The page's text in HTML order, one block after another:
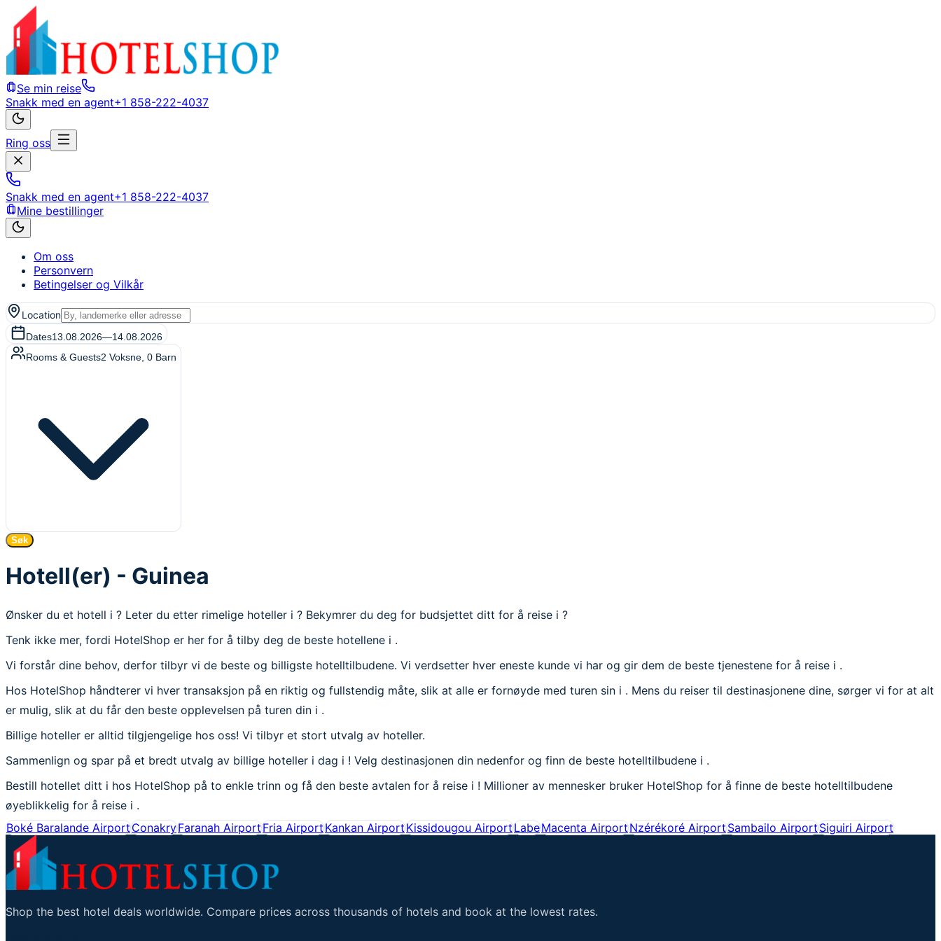
Se min reise
Snakk med en agent+1 858-222-4037
Ring oss
Snakk med en agent+1 858-222-4037
Mine bestillinger
Om oss
Personvern
Betingelser og Vilkår
Location
Dates13.08.2026—14.08.2026
Rooms & Guests2 Voksne 0 Barn
Søk
Hotell(er) - Guinea
Ønsker du et hotell i ? Leter du etter rimelige hoteller i ? Bekymrer du deg for budsjettet ditt for å reise i ?
Tenk ikke mer, fordi HotelShop er her for å tilby deg de beste hotellene i .
Vi forstår dine behov, derfor tilbyr vi de beste og billigste hotelltilbudene. Vi verdsetter hver eneste kunde vi har og gir dem de beste tjenestene for å reise i .
Hos HotelShop håndterer vi hver transaksjon på en riktig og fullstendig måte, slik at alle er fornøyde med turen sin i . Mens du reiser til destinasjonene dine, sørger vi for at alt
er mulig, slik at du får den beste opplevelsen på turen din i .
Billige hoteller er alltid tilgjengelige hos oss! Vi tilbyr et stort utvalg av hoteller.
Sammenlign og spar på et bredt utvalg av billige hoteller i dag i ! Velg destinasjonen din nedenfor og finn de beste hotelltilbudene i .
Bestill hotellet ditt i hos HotelShop på to enkle trinn og få den beste avtalen for å reise i ! Millioner av mennesker bruker HotelShop for å finne de beste hotelltilbudene
øyeblikkelig for å reise i .
Boké Baralande AirportConakryFaranah AirportFria AirportKankan AirportKissidougou AirportLabeMacenta AirportNzérékoré AirportSambailo AirportSiguiri Airport
Shop the best hotel deals worldwide. Compare prices across thousands of hotels and book at the lowest rates.